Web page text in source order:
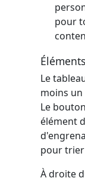
pour
Éléments
Le
moins
Le
élément
pour
À droite